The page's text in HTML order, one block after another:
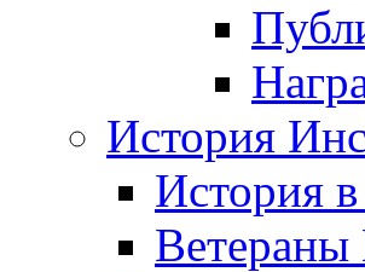
История
История
Ветераны